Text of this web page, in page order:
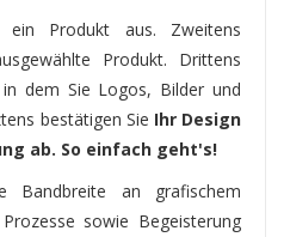
Produkt aus. Zweitens
Produkt. Drittens
dem Sie Logos, Bilder und
bestätigen Sie Ihr Design
ab. So einfach geht's!
Bandbreite an grafischem
sowie Begeisterung